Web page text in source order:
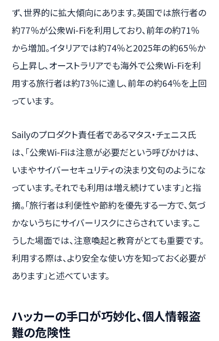
ず、世界的に拡大傾向にあります。英国では旅行者の
約77％が公衆Wi-Fiを利用しており、前年の約71％
から増加。イタリアでは約74％と2025年の約65％か
ら上昇し、オーストラリアでも海外で公衆Wi-Fiを利
用する旅行者は約73％に達し、前年の約64％を上回
っています。
Sailyのプロダクト責任者であるマタス・チェニス氏
は、「公衆Wi-Fiは注意が必要だという呼びかけは、
いまやサイバーセキュリティの決まり文句のようにな
っています。それでも利用は増え続けています」と指
摘。「旅行者は利便性や節約を優先する一方で、気づ
かないうちにサイバーリスクにさらされています。こ
うした場面では、注意喚起と教育がとても重要です。
利用する際は、より安全な使い方を知っておく必要が
あります」と述べています。
ハッカーの手口が巧妙化、個人情報盗
難の危険性